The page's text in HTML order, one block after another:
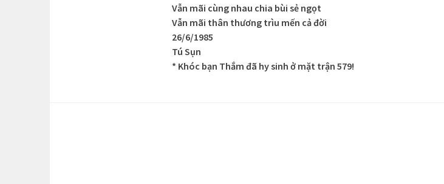
Vẫn mãi cùng nhau chia bùi sẻ ngọt
Vẫn mãi thân thương trìu mến cả đời
26/6/1985
Tú Sụn
* Khóc bạn Thắm đã hy sinh ở mặt trận 579!